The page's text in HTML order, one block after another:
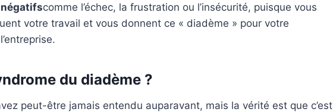
comme l’échec, la frustration ou l’insécurité, puisque vous
votre travail et vous donnent ce « diadème » pour votre
du diadème ?
peut-être jamais entendu auparavant, mais la vérité est que c’est